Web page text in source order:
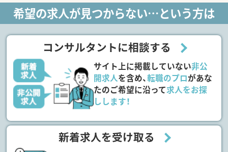
希望の求人が見つからない…という方は
コンサルタントに相談する
サイト上に掲載していない非公
開求人を含め、転職のプロがあな
たのご希望に沿って求人をお探
しします！
新着求人を受け取る